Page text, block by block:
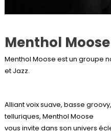
Menthol Moose
Menthol Moose est un groupe
et Jazz.
Alliant voix suave, basse
telluriques, Menthol Moose
vous invite dans son univers